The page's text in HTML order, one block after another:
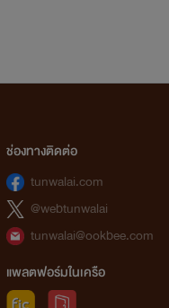
ช่องทางติดต่อ
tunwalai.com
@webtunwalai
tunwalai@ookbee.com
แพลตฟอร์มในเครือ